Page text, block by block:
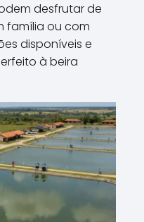
desfrutar de
família ou com
disponíveis e
à beira